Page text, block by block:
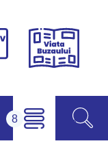
Campus
Viața